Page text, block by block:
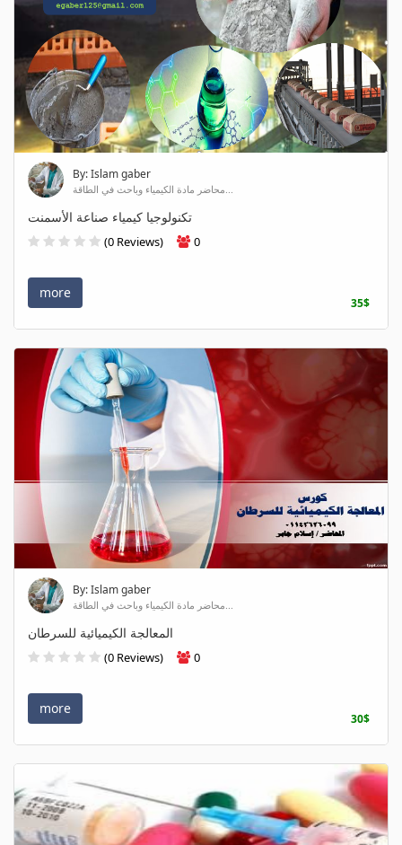
By: Islam gaber
محاضر مادة الكيمياء وباحث في الطاقة...
تكنولوجيا كيمياء صناعة الأسمنت
(0 Reviews) 0
more
35$
By: Islam gaber
محاضر مادة الكيمياء وباحث في الطاقة...
المعالجة الكيميائية للسرطان
(0 Reviews) 0
more
30$